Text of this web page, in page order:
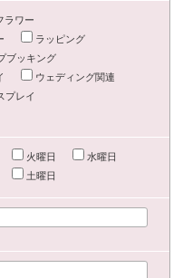
ラワー
ラッピング
ブッキング
ウェディング関連
プレイ
火曜日
水曜日
土曜日